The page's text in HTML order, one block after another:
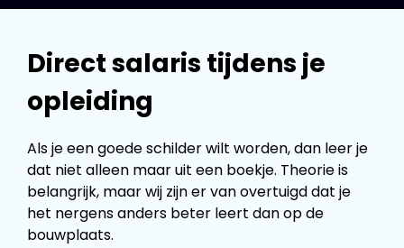
Direct salaris tijdens je
opleiding
Als je een goede schilder wilt worden, dan leer je
dat niet alleen maar uit een boekje. Theorie is
belangrijk, maar wij zijn er van overtuigd dat je
het nergens anders beter leert dan op de
bouwplaats.